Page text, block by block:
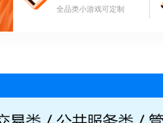
全品类小游戏可定制